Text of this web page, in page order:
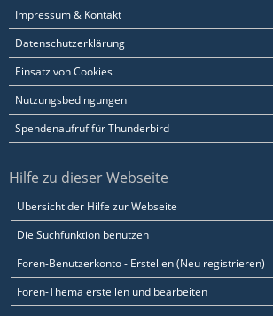
Impressum & Kontakt
Datenschutzerklärung
Einsatz von Cookies
Nutzungsbedingungen
Spendenaufruf für Thunderbird
Hilfe zu dieser Webseite
Übersicht der Hilfe zur Webseite
Die Suchfunktion benutzen
Foren-Benutzerkonto - Erstellen (Neu registrieren)
Foren-Thema erstellen und bearbeiten